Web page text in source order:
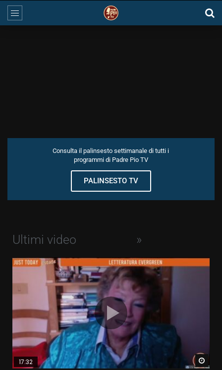
Consulta il palinsesto settimanale di tutti i
programmi di Padre Pio TV
PALINSESTO TV
Ultimi video »
17:32